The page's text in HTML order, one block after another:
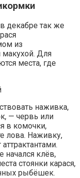
декабре так же
из
макухой. Для
места, где
наживка,
— червь или
в комочки,
лова. Наживку,
начался клёв,
стоянки карася,
рыбёшек.